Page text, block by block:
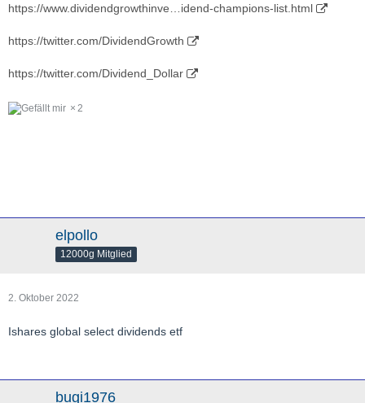
https://www.dividendgrowthinve…idend-champions-list.html
https://twitter.com/DividendGrowth
https://twitter.com/Dividend_Dollar
2
elpollo
12000g Mitglied
2. Oktober 2022
Ishares global select dividends etf
bugi1976